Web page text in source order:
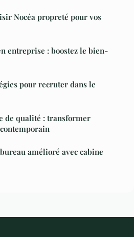
Nocéa propreté pour vos
entreprise : boostez le bien-
pour recruter dans le
de qualité : transformer
amélioré avec cabine